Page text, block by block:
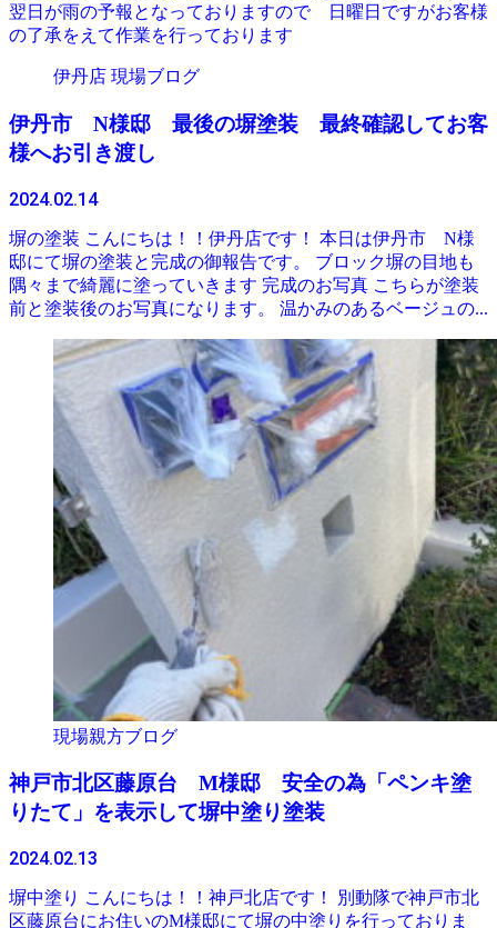
翌日が雨の予報となっておりますので 日曜日ですがお客様
の了承をえて作業を行っております
伊丹店 現場ブログ
伊丹市 N様邸 最後の塀塗装 最終確認してお客
様へお引き渡し
2024.02.14
塀の塗装 こんにちは！！伊丹店です！ 本日は伊丹市 N様
邸にて塀の塗装と完成の御報告です。 ブロック塀の目地も
隅々まで綺麗に塗っていきます 完成のお写真 こちらが塗装
前と塗装後のお写真になります。 温かみのあるベージュの...
現場親方ブログ
神戸市北区藤原台 M様邸 安全の為「ペンキ塗
りたて」を表示して塀中塗り塗装
2024.02.13
塀中塗り こんにちは！！神戸北店です！ 別動隊で神戸市北
区藤原台にお住いのM様邸にて塀の中塗りを行っておりま